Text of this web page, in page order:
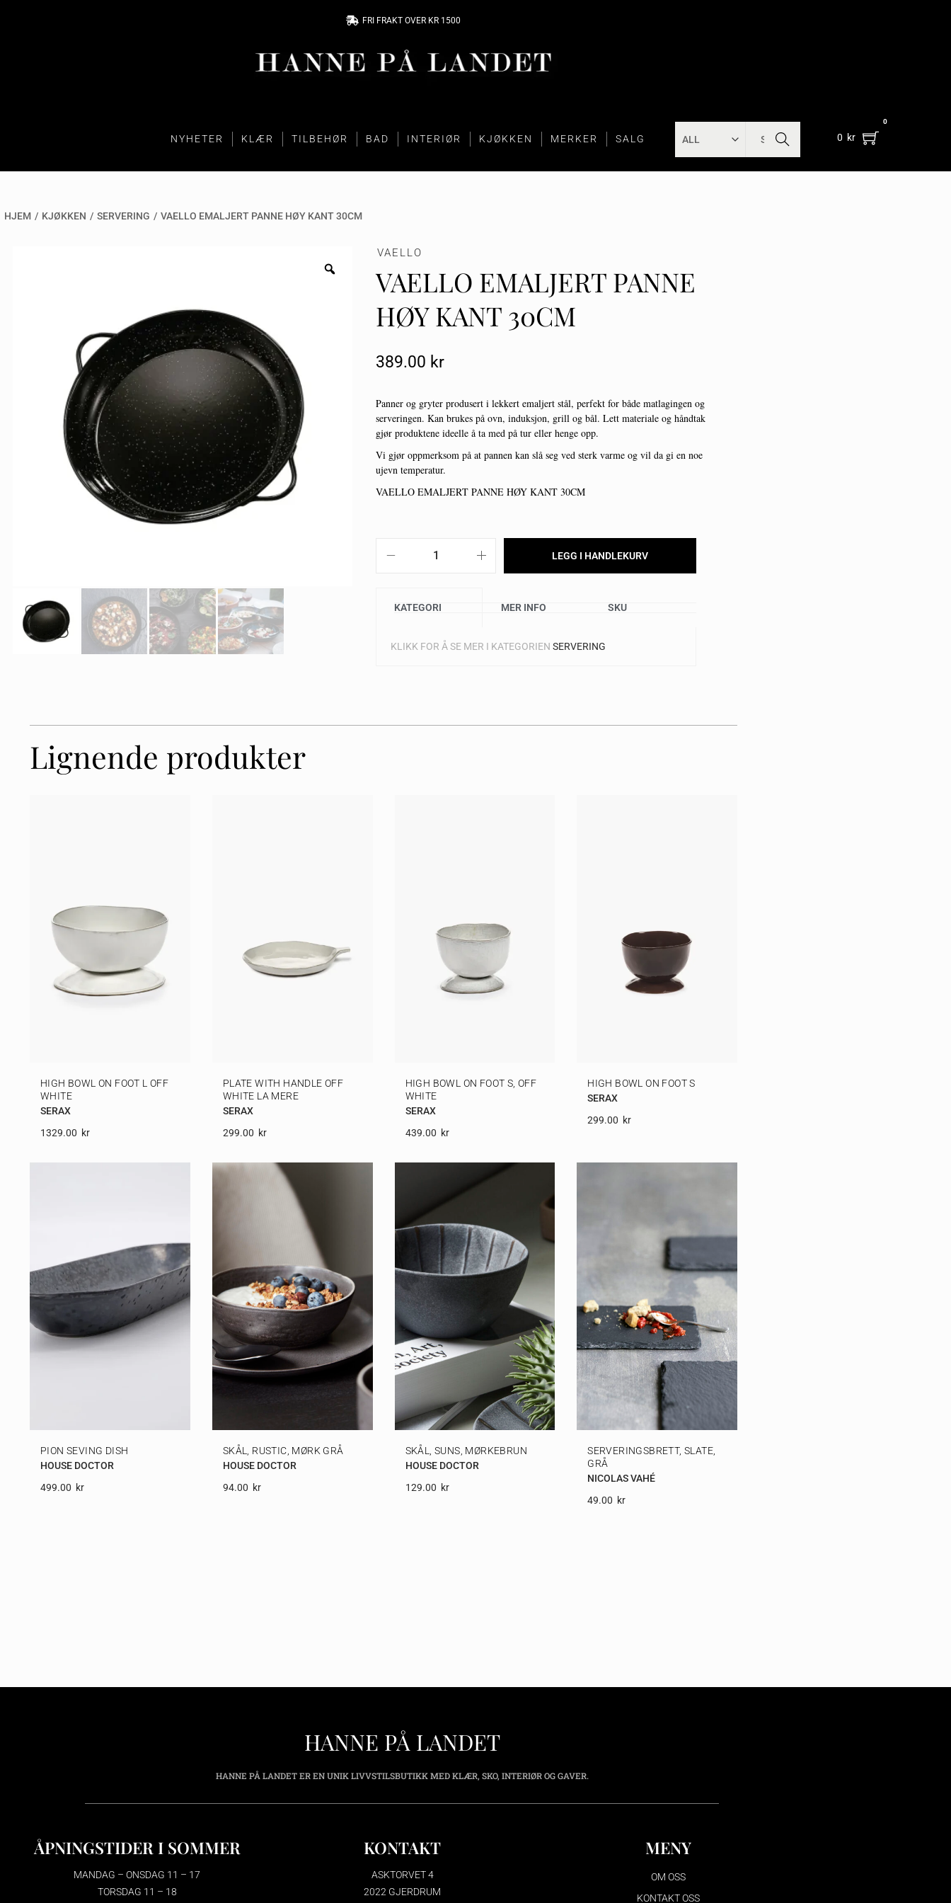
FRI FRAKT OVER KR 1500
NYHETER KLÆR TILBEHØR BAD INTERIØR KJØKKEN MERKER SALG
SEARC
H
0 kr
0
HJEM / KJØKKEN / SERVERING / VAELLO EMALJERT PANNE HØY KANT 30CM
VAELLO
VAELLO EMALJERT PANNE
HØY KANT 30CM
389.00 Kr
Panner og gryter produsert i lekkert emaljert stål, perfekt for både matlagingen og
serveringen. Kan brukes på ovn, induksjon, grill og bål. Lett materiale og håndtak
gjør produktene ideelle å ta med på tur eller henge opp.
Vi gjør oppmerksom på at pannen kan slå seg ved sterk varme og vil da gi en noe
ujevn temperatur.
VAELLO EMALJERT PANNE HØY KANT 30CM
LEGG I HANDLEKURV
KATEGORI MER INFO SKU
KLIKK FOR Å SE MER I KATEGORIEN SERVERING
Lignende produkter
HIGH BOWL ON FOOT L OFF
WHITE
SERAX
1329.00 Kr
PLATE WITH HANDLE OFF
WHITE LA MERE
SERAX
299.00 Kr
HIGH BOWL ON FOOT S, OFF
WHITE
SERAX
439.00 Kr
HIGH BOWL ON FOOT S
SERAX
299.00 Kr
PION SEVING DISH
HOUSE DOCTOR
499.00 Kr
SKÅL, RUSTIC, MØRK GRÅ
HOUSE DOCTOR
94.00 Kr
SKÅL, SUNS, MØRKEBRUN
HOUSE DOCTOR
129.00 Kr
SERVERINGSBRETT, SLATE,
GRÅ
NICOLAS VAHÉ
49.00 Kr
HANNE PÅ LANDET
HANNE PÅ LANDET ER EN UNIK LIVVSTILSBUTIKK MED KLÆR, SKO, INTERIØR OG GAVER.
ÅPNINGSTIDER I SOMMER
MANDAG – ONSDAG 11 – 17
TORSDAG 11 – 18
KONTAKT
ASKTORVET 4
2022 GJERDRUM
MENY
OM OSS
KONTAKT OSS